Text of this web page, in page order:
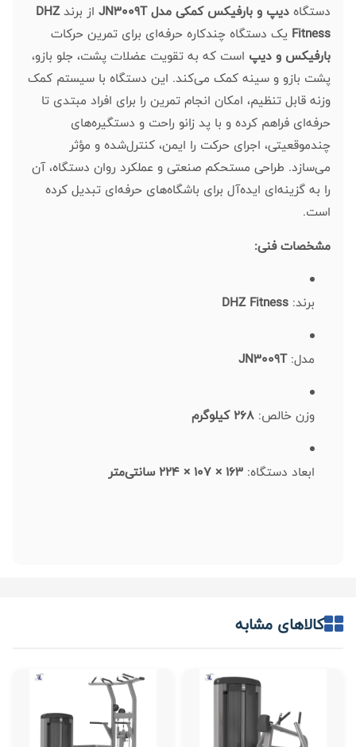
دستگاهدیپ و بارفیکس کمکی مدل JN3009T از برندDHZ
Fitness یک دستگاه چندکاره حرفه‌ای برای تمرین حرکات
بارفیکس و دیپ است که به تقویت عضلات پشت، جلو بازو،
پشت بازو و سینه کمک می‌کند. این دستگاه با سیستم کمک
وزنه قابل تنظیم، امکان انجام تمرین را برای افراد مبتدی تا
حرفه‌ای فراهم کرده و با پد زانو راحت و دستگیره‌های
چندموقعیتی، اجرای حرکت را ایمن، کنترل‌شده و مؤثر
می‌سازد. طراحی مستحکم صنعتی و عملکرد روان دستگاه، آن
را به گزینه‌ای ایده‌آل برای باشگاه‌های حرفه‌ای تبدیل کرده
است.
مشخصات فنی:
برند: DHZ Fitness
مدل:JN3009T
وزن خالص: 268 کیلوگرم
ابعاد دستگاه: 163 × 107 × 224 سانتی‌متر
کالاهای مشابه